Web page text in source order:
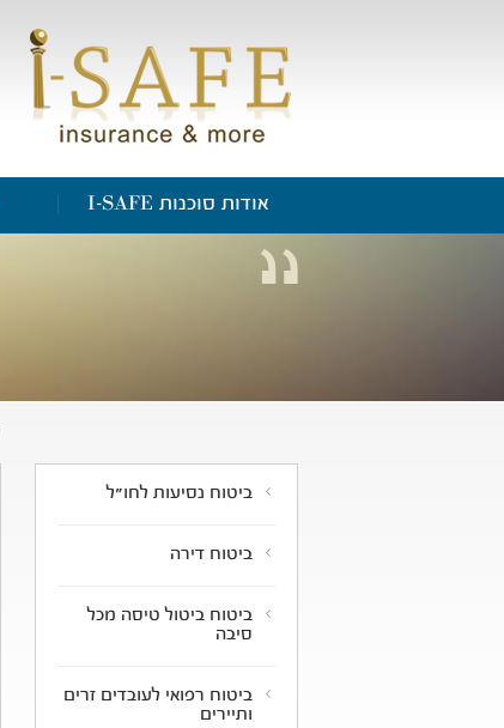
אודות סוכנות I-SAFE
ביטוח נסיעות לחו"ל
ביטוח דירה
ביטוח ביטול טיסה מכל
סיבה
ביטוח רפואי לעובדים זרים
ותיירים